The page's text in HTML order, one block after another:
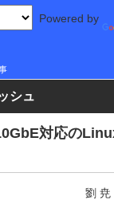
Powered by
辺機器
シュ
対応の
劉 尭